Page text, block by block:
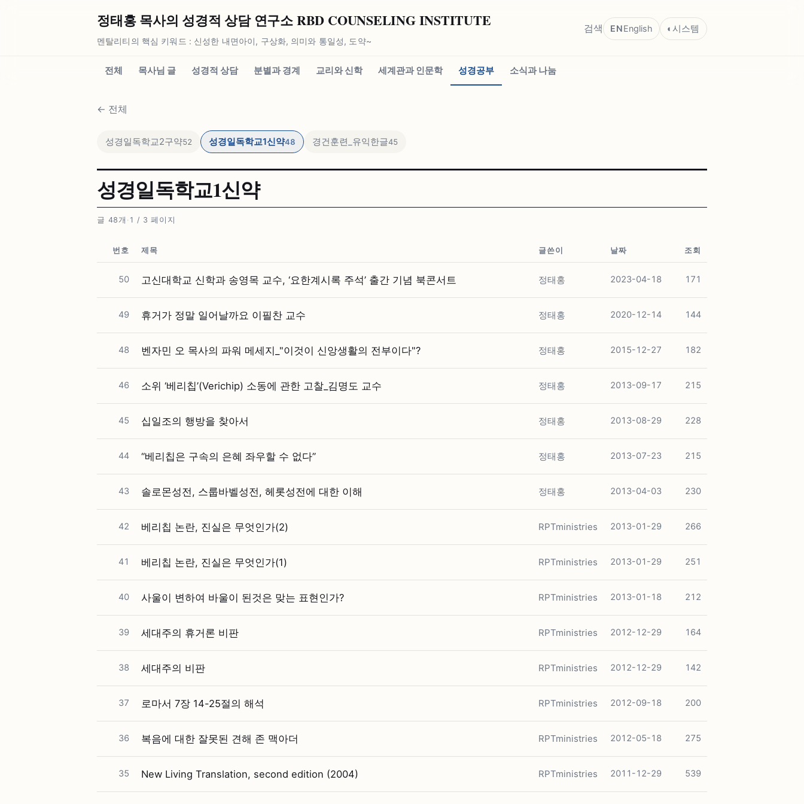
정태홍 목사의 성경적 상담 연구소 RBD COUNSELING INSTITUTE
멘탈리티의 핵심 키워드 : 신성한 내면아이, 구상화, 의미와 통일성, 도약~
검색 ENEnglish ◐ 시스템
전체 목사님 글 성경적 상담 분별과 경계 교리와 신학 세계관과 인문학 성경공부 소식과 나눔
← 전체
성경일독학교2구약52 성경일독학교1신약48 경건훈련_유익한글45
성경일독학교1신약
글 48개 · 1 / 3 페이지
번호 제목 글쓴이 날짜 조회
50 고신대학교 신학과 송영목 교수, ‘요한계시록 주석’ 출간 기념 북콘서트 정태홍 2023-04-18 171
49 휴거가 정말 일어날까요 이필찬 교수 정태홍 2020-12-14 144
48 벤자민 오 목사의 파워 메세지_"이것이 신앙생활의 전부이다"? 정태홍 2015-12-27 182
46 소위 ‘베리칩’(Verichip) 소동에 관한 고찰_김명도 교수 정태홍 2013-09-17 215
45 십일조의 행방을 찾아서 정태홍 2013-08-29 228
44 “베리칩은 구속의 은혜 좌우할 수 없다” 정태홍 2013-07-23 215
43 솔로몬성전, 스룹바벨성전, 헤롯성전에 대한 이해 정태홍 2013-04-03 230
42 베리칩 논란, 진실은 무엇인가(2) RPTministries 2013-01-29 266
41 베리칩 논란, 진실은 무엇인가(1) RPTministries 2013-01-29 251
40 사울이 변하여 바울이 된것은 맞는 표현인가? RPTministries 2013-01-18 212
39 세대주의 휴거론 비판 RPTministries 2012-12-29 164
38 세대주의 비판 RPTministries 2012-12-29 142
37 로마서 7장 14-25절의 해석 RPTministries 2012-09-18 200
36 복음에 대한 잘못된 견해 존 맥아더 RPTministries 2012-05-18 275
35 New Living Translation, second edition (2004) RPTministries 2011-12-29 539